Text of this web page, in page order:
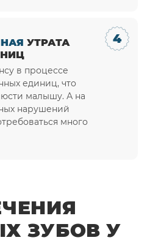
УТРАТА
в процессе
единиц, что
малышу. А на
нарушений
много
ЗУБОВ У